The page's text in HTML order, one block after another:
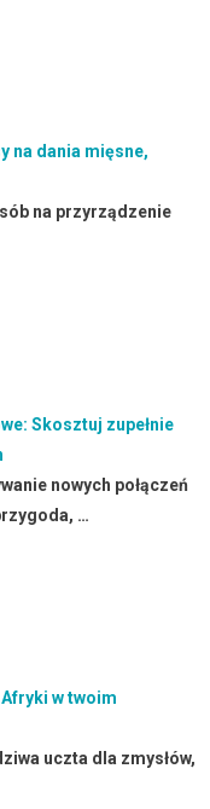
na dania mięsne,
na przyrządzenie
Skosztuj zupełnie
nowych połączeń
…
w twoim
uczta dla zmysłów,